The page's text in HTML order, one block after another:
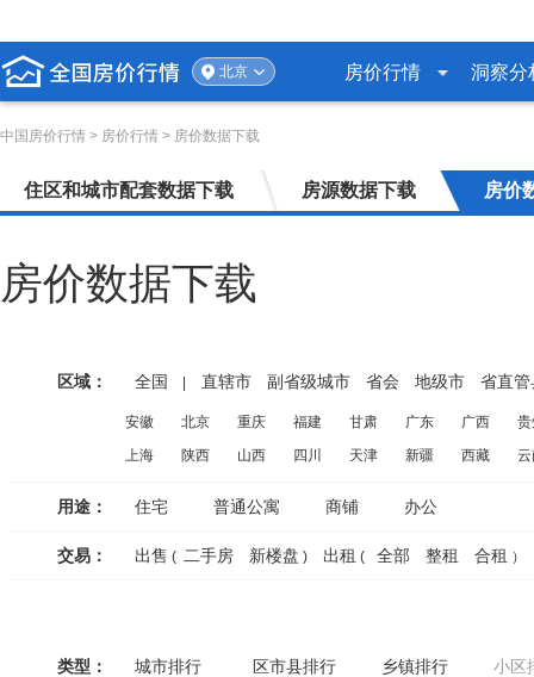
北京 房价行情 洞察分
中国房价行情 > 房价行情 > 房价数据下载
住区和城市配套数据下载 房源数据下载 房价
房价数据下载
区域： 全国 直辖市 副省级城市 省会 地级市 省直管
安徽 北京 重庆 福建 甘肃 广东 广西
上海
陕西 山西 四川 天津 新疆 西藏
用途： 住宅 普通公寓 商铺 办公
交易： 出售 ( 二手房 新楼盘 ) 出租 ( 全部 整租 合租 ）
类型： 城市排行 区市县排行 乡镇排行 小区